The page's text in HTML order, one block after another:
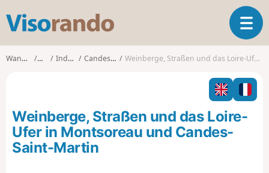
s
o
T
o
g
l
n
a
Wanderungen Centre
Indre-et-Loire Candes-Saint-Martin Weinberge, Straßen und das Loire-Ufer in Montsoreau und Candes-Saint-Martin
Weinberge, Straßen und das Loire-
Ufer in Montsoreau und Candes-
Saint-Martin